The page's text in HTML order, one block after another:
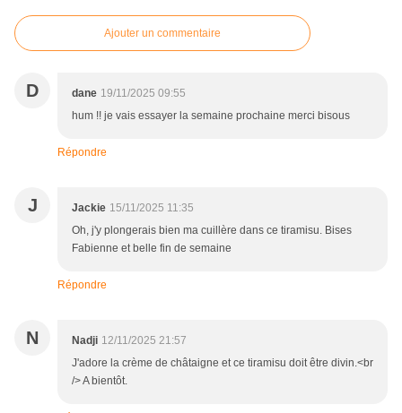
Ajouter un commentaire
D dane 19/11/2025 09:55
hum !! je vais essayer la semaine prochaine merci bisous
Répondre
J Jackie 15/11/2025 11:35
Oh, j'y plongerais bien ma cuillère dans ce tiramisu. Bises
Fabienne et belle fin de semaine
Répondre
N Nadji 12/11/2025 21:57
J'adore la crème de châtaigne et ce tiramisu doit être divin.<br
/> A bientôt.